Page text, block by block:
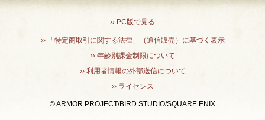
›› PC版で見る
›› 「特定商取引に関する法律」（通信販売）に基づく表示
›› 年齢別課金制限について
›› 利用者情報の外部送信について
›› ライセンス
© ARMOR PROJECT/BIRD STUDIO/SQUARE ENIX